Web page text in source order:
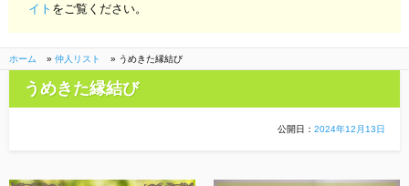
る質問
開業支援
イト をご覧ください。
ホーム » 仲人リスト » うめきた縁結び
うめきた縁結び
公開日： 2024年12月13日